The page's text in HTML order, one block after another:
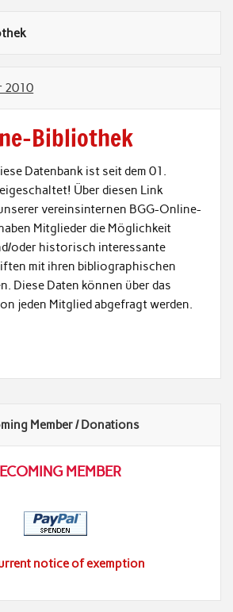
2010
Bibliothek
Datenbank ist seit dem 01.
Über diesen Link
vereinsinternen BGG-Online-
Mitglieder die Möglichkeit
oder historisch interessante
mit ihren bibliographischen
Diese Daten können über das
jeden Mitglied abgefragt werden.
Member / Donations
MEMBER
notice of exemption